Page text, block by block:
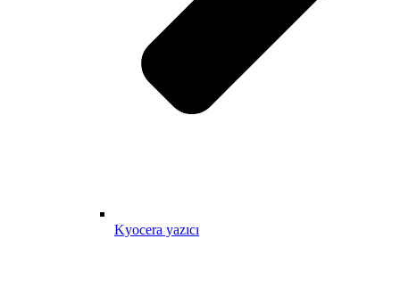
Kyocera yazıcı